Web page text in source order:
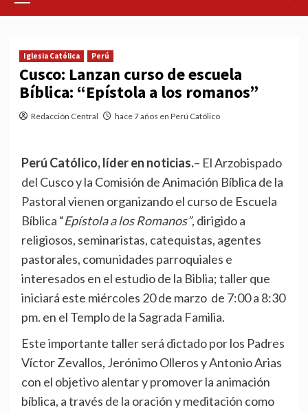
Iglesia Católica Perú
Cusco: Lanzan curso de escuela
Bíblica: “Epístola a los romanos”
Redacción Central hace 7 años en Perú Católico
Perú Católico, líder en noticias.– El Arzobispado
del Cusco y la Comisión de Animación Bíblica de la
Pastoral vienen organizando el curso de Escuela
Bíblica “Epístola a los Romanos”, dirigido a
religiosos, seminaristas, catequistas, agentes
pastorales, comunidades parroquiales e
interesados en el estudio de la Biblia; taller que
iniciará este miércoles 20 de marzo de 7:00 a 8:30
pm. en el Templo de la Sagrada Familia.
Este importante taller será dictado por los Padres
Víctor Zevallos, Jerónimo Olleros y Antonio Arias
con el objetivo alentar y promover la animación
bíblica, a través de la oración y meditación como